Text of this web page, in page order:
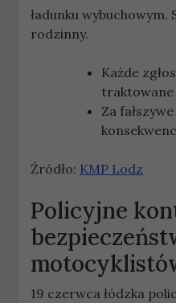
ładunku wybuchowym.
rodzinny.
Każde
Za
Źródło: KMP Lodz
Policyjne
19 czerwca łódzka